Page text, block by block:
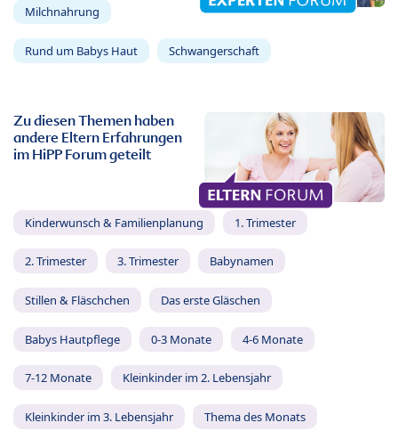
Milchnahrung
Rund um Babys Haut Schwangerschaft
Zu diesen Themen haben
andere Eltern Erfahrungen
im HiPP Forum geteilt
Kinderwunsch & Familienplanung 1. Trimester
2. Trimester 3. Trimester Babynamen
Stillen & Fläschchen Das erste Gläschen
Babys Hautpflege 0-3 Monate 4-6 Monate
7-12 Monate Kleinkinder im 2. Lebensjahr
Kleinkinder im 3. Lebensjahr Thema des Monats